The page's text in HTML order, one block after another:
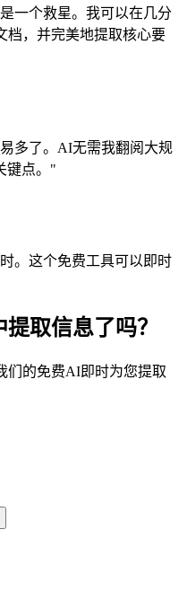
一个救星。我可以在几分
档，并完美地提取核心要
多了。AI无需我翻阅大规
键点。"
。这个免费工具可以即时
取信息了吗？
们的免费AI即时为您提取